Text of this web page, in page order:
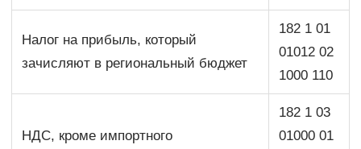
Налог на прибыль, который
зачисляют в региональный бюджет
182 1 01
01012 02
1000 110
НДС, кроме импортного
182 1 03
01000 01